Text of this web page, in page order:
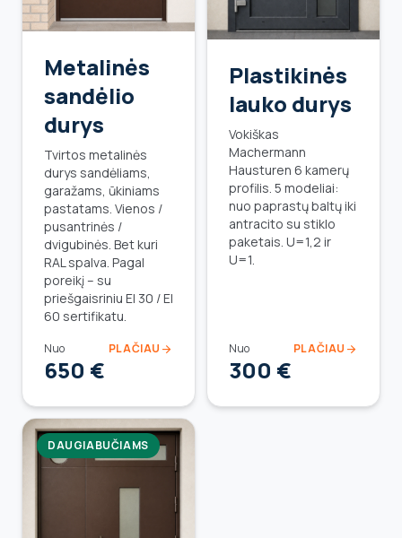
Metalinės
sandėlio
durys
Tvirtos metalinės
durys sandėliams,
garažams, ūkiniams
pastatams. Vienos /
pusantrinės /
dvigubinės. Bet kuri
RAL spalva. Pagal
poreikį – su
priešgaisriniu EI 30 / EI
60 sertifikatu.
Nuo
650 €
PLAČIAU arrow_forward
Plastikinės
lauko durys
Vokiškas
Machermann
Hausturen 6 kamerų
profilis. 5 modeliai:
nuo paprastų baltų iki
antracito su stiklo
paketais. U=1,2 ir
U=1.
Nuo
300 €
PLAČIAU arrow_forward
DAUGIABUČIAMS